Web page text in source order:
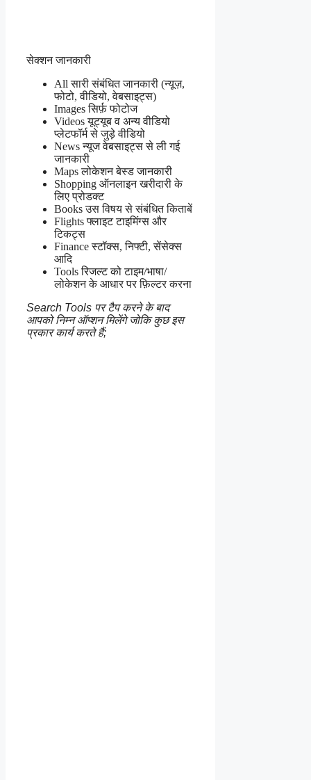
सेक्शन जानकारी
All सारी संबंधित जानकारी (न्यूज़,
फोटो, वीडियो, वेबसाइट्स)
Images सिर्फ़ फोटोज
Videos यूट्यूब व अन्य वीडियो
प्लेटफॉर्म से जुड़े वीडियो
News न्यूज वेबसाइट्स से ली गई
जानकारी
Maps लोकेशन बेस्ड जानकारी
Shopping ऑनलाइन खरीदारी के
लिए प्रोडक्ट
Books उस विषय से संबंधित किताबें
Flights फ्लाइट टाइमिंग्स और
टिकट्स
Finance स्टॉक्स, निफ्टी, सेंसेक्स
आदि
Tools रिजल्ट को टाइम/भाषा/
लोकेशन के आधार पर फ़िल्टर करना
Search Tools पर टैप करने के बाद
आपको निम्न ऑप्शन मिलेंगे जोकि कुछ इस
प्रकार कार्य करते हैं;